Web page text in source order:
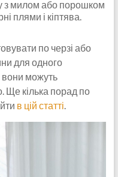
з милом або порошком
плями і кіптява.
по черзі або
для одного
вони можуть
Ще кілька порад по
в цій статті.